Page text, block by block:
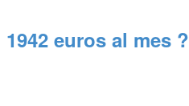
euros al mes ?